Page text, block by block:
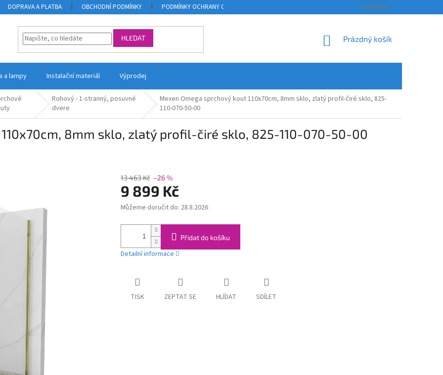
DOPRAVA A PLATBA OBCHODNÍ PODMÍNKY PODMÍNKY OCHRANY OSOBNÍCH ÚDAJŮ ODSTOUPENÍ OD SMLOUVY A
Přihlášení
HLEDAT
NÁKUPNÍ
Prázdný košík
a lampy Instalační materiál Výprodej
Rohový - 1-stranný, posuvné
dvere
Mexen Omega sprchový kout 110x70cm, 8mm sklo, zlatý profil-čiré sklo, 825-
110-070-50-00
8mm sklo, zlatý profil-čiré sklo, 825-110-070-50-00
13 463 Kč –26 %
9 899 Kč
Měrná
Můžeme doručit do: 28.8.2026
Přidat do košíku
Detailní informace
TISK ZEPTAT SE HLÍDAT SDÍLET